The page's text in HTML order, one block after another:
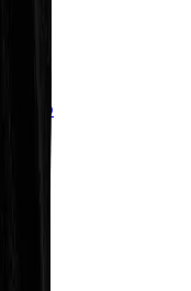
Grb